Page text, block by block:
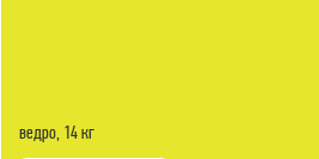
ведро, 14 кг